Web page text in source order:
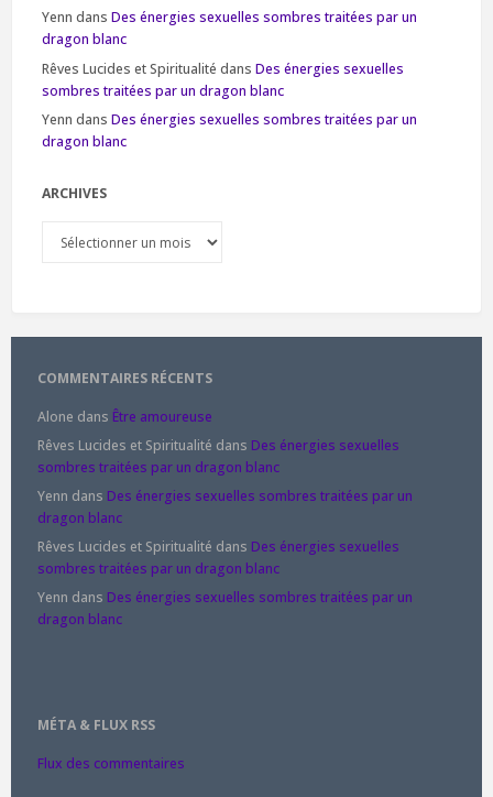
Yenn dans Des énergies sexuelles sombres traitées par un
dragon blanc
Rêves Lucides et Spiritualité dans Des énergies sexuelles
sombres traitées par un dragon blanc
Yenn dans Des énergies sexuelles sombres traitées par un
dragon blanc
ARCHIVES
COMMENTAIRES RÉCENTS
Alone dans Être amoureuse
Rêves Lucides et Spiritualité dans Des énergies sexuelles
sombres traitées par un dragon blanc
Yenn dans Des énergies sexuelles sombres traitées par un
dragon blanc
Rêves Lucides et Spiritualité dans Des énergies sexuelles
sombres traitées par un dragon blanc
Yenn dans Des énergies sexuelles sombres traitées par un
dragon blanc
MÉTA & FLUX RSS
Flux des commentaires